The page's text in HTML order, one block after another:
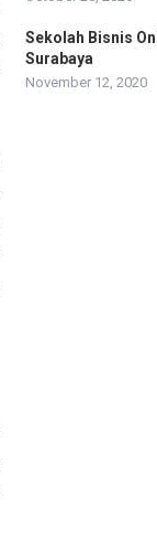
Sekolah Bisnis
Surabaya
November 12, 2020